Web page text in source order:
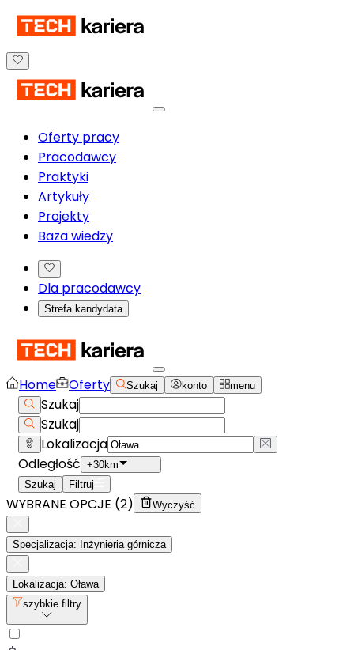
Oferty pracy
Pracodawcy
Praktyki
Artykuły
Projekty
Baza wiedzy
Dla pracodawcy
Strefa kandydata
Home Oferty Szukaj konto menu
Szukaj
Szukaj
Lokalizacja
Odległość +30km
Szukaj
Filtruj
WYBRANE OPCJE (2) Wyczyść
Specjalizacja: Inżynieria górnicza
Lokalizacja: Oława
szybkie filtry